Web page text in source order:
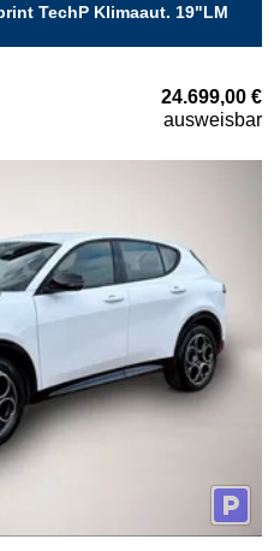
TechP Klimaaut. 19"LM
24.699,00 €
ausweisbar